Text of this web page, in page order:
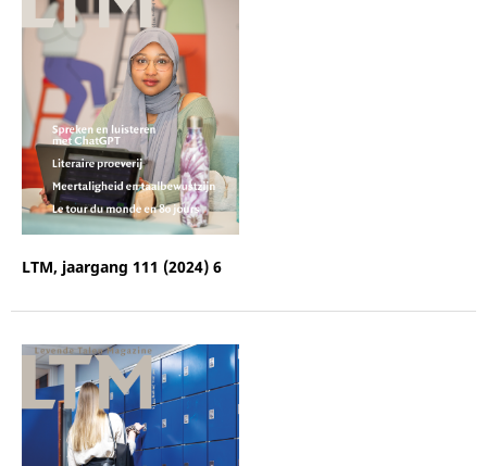
LTM, jaargang 111 (2024) 6